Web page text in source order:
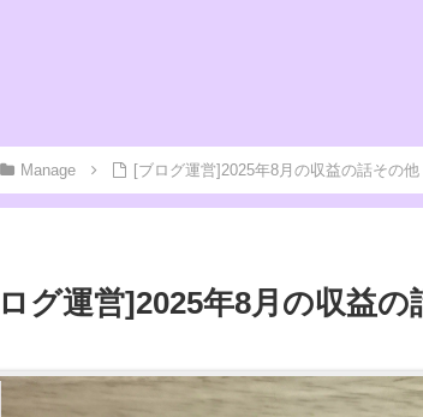
Manage [ブログ運営]2025年8月の収益の話その他
グ運営]2025年8月の収益の